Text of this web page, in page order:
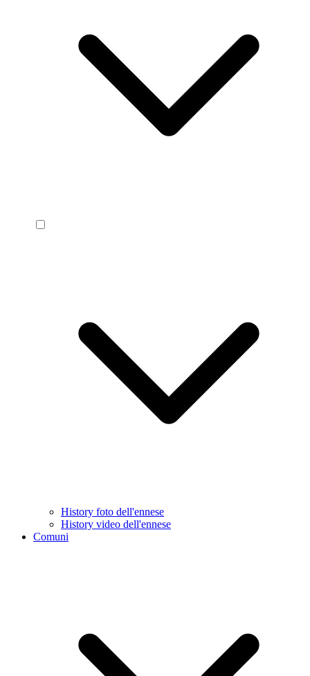
History foto dell'ennese
History video dell'ennese
Comuni